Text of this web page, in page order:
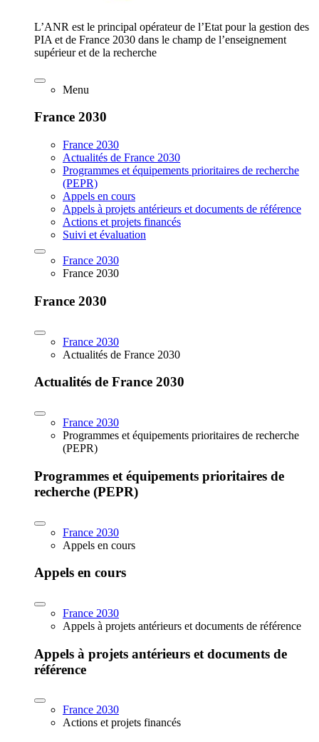
L’ANR est le principal opérateur de l’Etat pour la gestion des
PIA et de France 2030 dans le champ de l’enseignement
supérieur et de la recherche
Menu
France 2030
France 2030
Actualités de France 2030
Programmes et équipements prioritaires de recherche
(PEPR)
Appels en cours
Appels à projets antérieurs et documents de référence
Actions et projets financés
Suivi et évaluation
France 2030
France 2030
France 2030
France 2030
Actualités de France 2030
Actualités de France 2030
France 2030
Programmes et équipements prioritaires de recherche
(PEPR)
Programmes et équipements prioritaires de
recherche (PEPR)
France 2030
Appels en cours
Appels en cours
France 2030
Appels à projets antérieurs et documents de référence
Appels à projets antérieurs et documents de
référence
France 2030
Actions et projets financés